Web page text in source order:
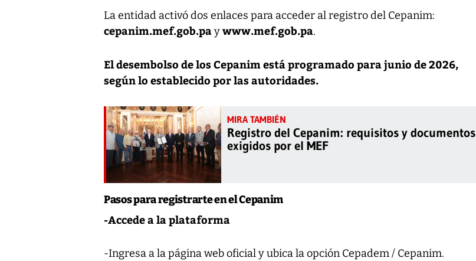
La entidad activó dos enlaces para acceder al registro del Cepanim:
cepanim.mef.gob.paywww.mef.gob.pa.
El desembolso de los Cepanim está programado para junio de 2026,
según lo establecido por las autoridades.
Registro del Cepanim: requisitos y documentos
exigidos por el MEF
Pasos para registrarte en el Cepanim
-Accede a la plataforma
-Ingresa a la página web oficial y ubica la opción Cepadem / Cepanim.